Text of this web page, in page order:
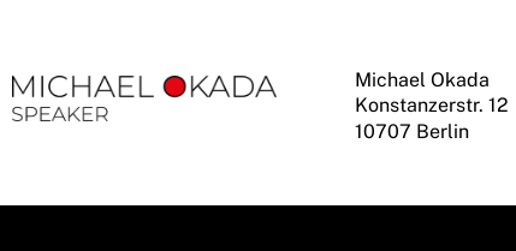
Michael Okada
Konstanzerstr. 12
10707 Berlin